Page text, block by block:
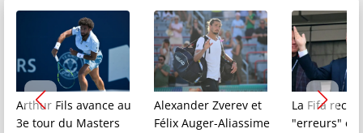
Arthur Fils avance au
3e tour du Masters
Alexander Zverev et
Félix Auger-Aliassime
La Fifa
"erreurs" et